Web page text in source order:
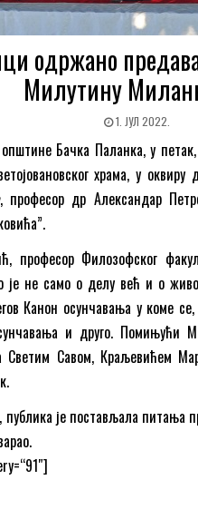
одржано
Милутину
1. ЈУЛ 2022.
Бачка Паланка, у
храма, у
, професор др Александар
професор Филозофског
је не само о делу већ и о
Канон осунчавања у коме
и друго. Помињући
Светим Савом, Краљевићем
је постављала питања